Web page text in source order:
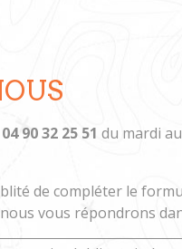
04 90 32 25 51 du mardi
de compléter le
vous répondrons